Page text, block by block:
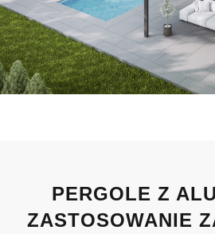
PERGOLE Z
ZASTOSOWANIE